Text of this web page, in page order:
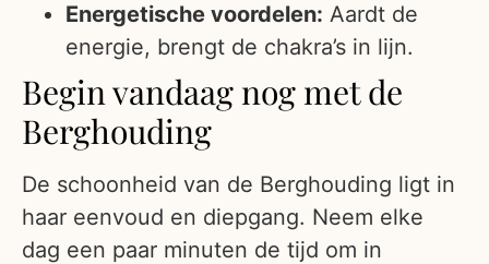
Energetische voordelen: Aardt de
energie, brengt de chakra’s in lijn.
Begin vandaag nog met de
Berghouding
De schoonheid van de Berghouding ligt in
haar eenvoud en diepgang. Neem elke
dag een paar minuten de tijd om in